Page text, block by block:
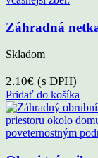
Záhradná
Skladom
2.10€ (s DPH)
Pridať do košíka